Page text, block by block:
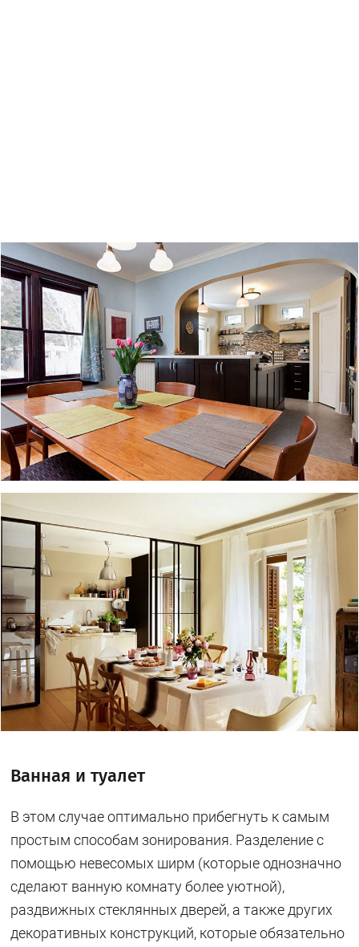
Ванная и туалет
В этом случае оптимально прибегнуть к самым
простым способам зонирования. Разделение с
помощью невесомых ширм (которые однозначно
сделают ванную комнату более уютной),
раздвижных стеклянных дверей, а также других
декоративных конструкций, которые обязательно